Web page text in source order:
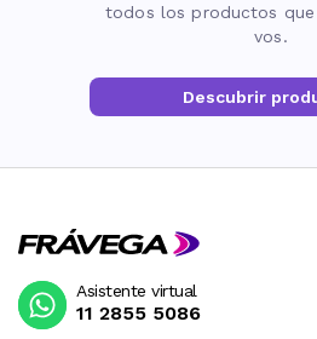
todos los productos
vos.
Descubrir
Asistente virtual
11 2855 5086